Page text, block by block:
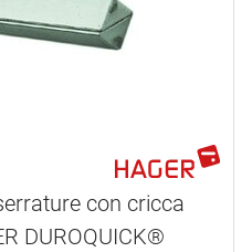
con cricca
DUROQUICK®